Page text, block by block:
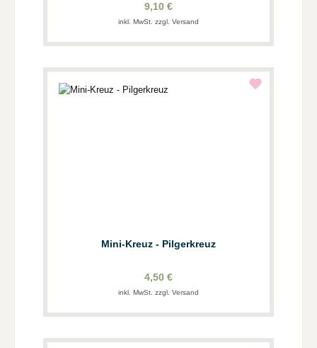
9,10 €
inkl. MwSt. zzgl. Versand
Mini-Kreuz - Pilgerkreuz
4,50 €
inkl. MwSt. zzgl. Versand